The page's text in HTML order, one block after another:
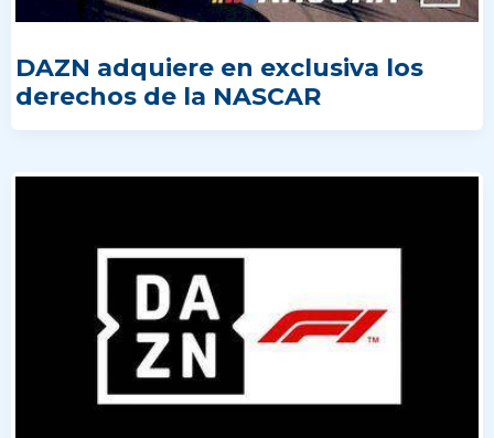
DAZN adquiere en exclusiva los
derechos de la NASCAR